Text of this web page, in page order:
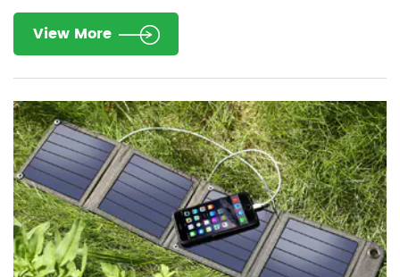
View More